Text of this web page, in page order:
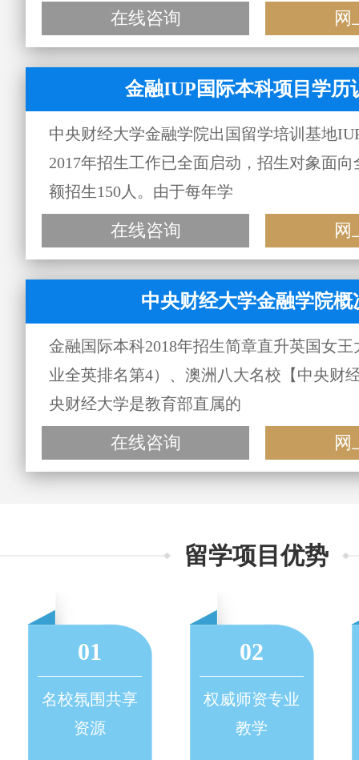
在线咨询 网
金融IUP国际本科项目学历
中央财经大学金融学院出国留学培训基地
2017年招生工作已全面启动，招生对象面
额招生150人。由于每年学
在线咨询 网
中央财经大学金融学院概
金融国际本科2018年招生简章直升英国女
业全英排名第4）、澳洲八大名校【中央财
央财经大学是教育部直属的
在线咨询 网
留学项目优势
01
名校氛围共享
资源
02
权威师资专业
教学